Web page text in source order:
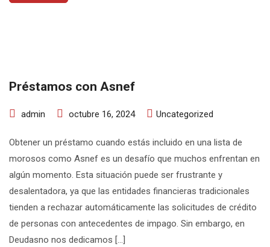
Préstamos con Asnef
admin octubre 16, 2024 Uncategorized
Obtener un préstamo cuando estás incluido en una lista de
morosos como Asnef es un desafío que muchos enfrentan en
algún momento. Esta situación puede ser frustrante y
desalentadora, ya que las entidades financieras tradicionales
tienden a rechazar automáticamente las solicitudes de crédito
de personas con antecedentes de impago. Sin embargo, en
Deudasno nos dedicamos […]